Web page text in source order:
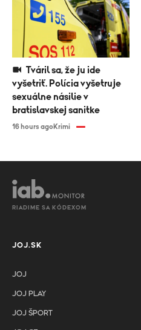
vyšetriť. Polícia vyšetruje
sexuálne násilie v
bratislavskej sanitke
16 hours agoKrimi
RIADIME SA KÓDEXOM
JOJ.SK
JOJ
JOJ PLAY
JOJ ŠPORT